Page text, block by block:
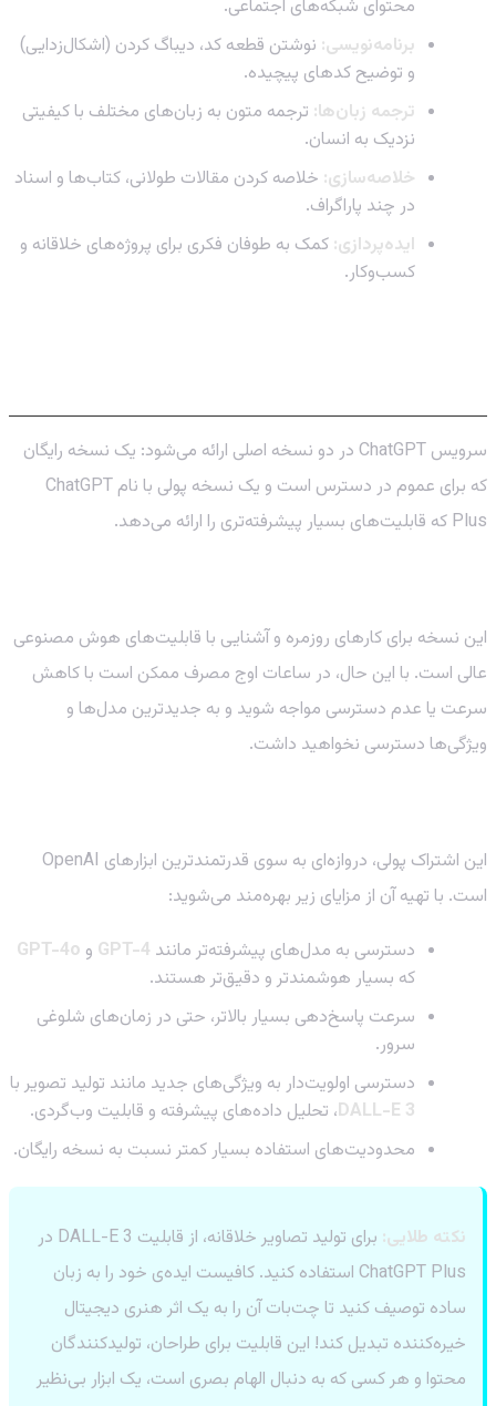
محتوای شبکه‌های اجتماعی.
برنامه‌نویسی: نوشتن قطعه کد، دیباگ کردن (اشکال‌زدایی)
و توضیح کدهای پیچیده.
ترجمه زبان‌ها: ترجمه متون به زبان‌های مختلف با کیفیتی
نزدیک به انسان.
خلاصه‌سازی: خلاصه کردن مقالات طولانی، کتاب‌ها و اسناد
در چند پاراگراف.
ایده‌پردازی: کمک به طوفان فکری برای پروژه‌های خلاقانه و
کسب‌وکار.
سرویس ChatGPT در دو نسخه اصلی ارائه می‌شود: یک نسخه رایگان
که برای عموم در دسترس است و یک نسخه پولی با نام ChatGPT
Plus که قابلیت‌های بسیار پیشرفته‌تری را ارائه می‌دهد.
این نسخه برای کارهای روزمره و آشنایی با قابلیت‌های هوش مصنوعی
عالی است. با این حال، در ساعات اوج مصرف ممکن است با کاهش
سرعت یا عدم دسترسی مواجه شوید و به جدیدترین مدل‌ها و
ویژگی‌ها دسترسی نخواهید داشت.
این اشتراک پولی، دروازه‌ای به سوی قدرتمندترین ابزارهای OpenAI
است. با تهیه آن از مزایای زیر بهره‌مند می‌شوید:
دسترسی به مدل‌های پیشرفته‌تر مانند GPT-4 و GPT-4o
که بسیار هوشمندتر و دقیق‌تر هستند.
سرعت پاسخ‌دهی بسیار بالاتر، حتی در زمان‌های شلوغی
سرور.
دسترسی اولویت‌دار به ویژگی‌های جدید مانند تولید تصویر با
DALL-E 3، تحلیل داده‌های پیشرفته و قابلیت وب‌گردی.
محدودیت‌های استفاده بسیار کمتر نسبت به نسخه رایگان.
نکته طلایی:
برای تولید تصاویر خلاقانه، از قابلیت DALL-E 3 در
ChatGPT Plus استفاده کنید. کافیست ایده‌ی خود را به زبان
ساده توصیف کنید تا چت‌بات آن را به یک اثر هنری دیجیتال
خیره‌کننده تبدیل کند! این قابلیت برای طراحان، تولیدکنندگان
محتوا و هر کسی که به دنبال الهام بصری است، یک ابزار بی‌نظیر